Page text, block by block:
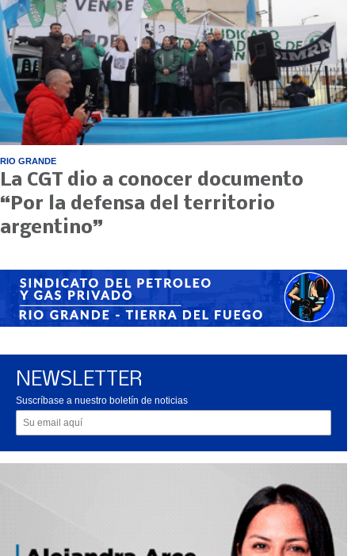
RIO GRANDE
La CGT dio a conocer documento
“Por la defensa del territorio
argentino”
NEWSLETTER
Suscríbase a nuestro boletín de noticias